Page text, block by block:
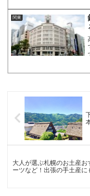
関東
大人が選ぶ札幌のお土産お
ーツなど！出張の手土産に